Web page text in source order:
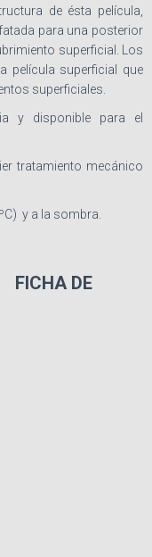
E
N
A
E
Ó
de ésta película,
para una posterior
superficial. Los
película superficial que
superficiales.
y disponible para el
tratamiento mecánico
y a la sombra.
DE